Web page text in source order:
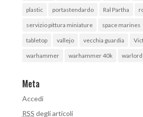
plastic portastendardo Ral Partha
servizio pittura miniature space marines
tabletop vallejo vecchia guardia
warhammer warhammer 40k warlord
Meta
Accedi
RSS degli articoli